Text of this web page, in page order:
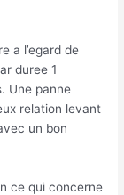
a l’egard de
duree 1
Une panne
relation levant
un bon
ce qui concerne